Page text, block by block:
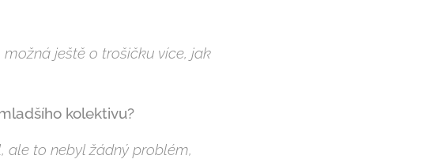
ještě o trošičku více, jak
kolektivu?
ale to nebyl žádný problém,